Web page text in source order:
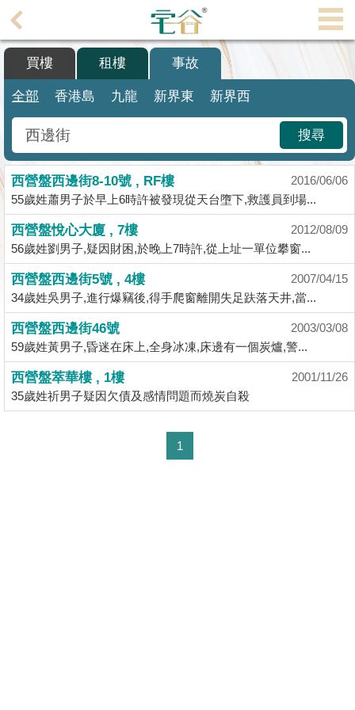
理
主
搵
樓/
成
交
業
主
放
盤
宅
谷
按
揭
地
買樓 租樓 事故
全部 香港島 九龍 新界東 新界西
搜尋
西營盤西邊街8-10號 , RF樓
2016/06/06
55歲姓蕭男子於早上6時許被發現從天台墮下,救護員到場...
西營盤悅心大廈 , 7樓
2012/08/09
56歲姓劉男子,疑因財困,於晚上7時許,從上址一單位攀窗...
西營盤西邊街5號 , 4樓
2007/04/15
34歲姓吳男子,進行爆竊後,得手爬窗離開失足趺落天井,當...
西營盤西邊街46號
2003/03/08
59歲姓黃男子,昏迷在床上,全身冰凍,床邊有一個炭爐,警...
西營盤萃華樓 , 1樓
2001/11/26
35歲姓祈男子疑因欠債及感情問題而燒炭自殺
1